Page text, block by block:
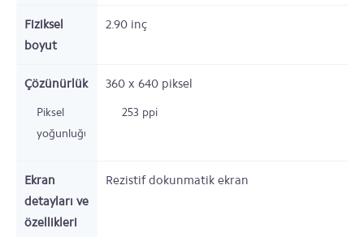
Fiziksel
boyut
2.90 inç
Çözünürlük 360 x 640 piksel
Piksel
yoğunluğu
253 ppi
Ekran
detayları ve
özellikleri
Rezistif dokunmatik ekran